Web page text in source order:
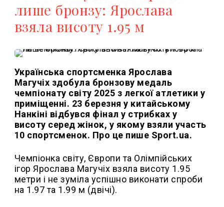
лише бронзу: Ярослава
взяла висоту 1.95 м
Українська спортсменка Ярослава
Магучіх здобула бронзову медаль
чемпіонату світу 2025 з легкої атлетики у
приміщенні. 23 березня у китайському
Нанкіні відбувся фінал у стрибках у
висоту серед жінок, у якому взяли участь
10 спортсменок. Про це пише Sport.ua.
Чемпіонка світу, Європи та Олімпійських
ігор Ярослава Магучіх взяла висоту 1.95
метри і не зуміла успішно виконати спроби
на 1.97 та 1.99 м (двічі).